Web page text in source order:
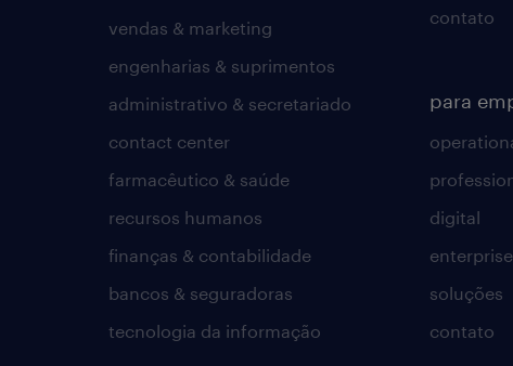
vendas & marketing
engenharias & suprimentos
administrativo & secretariado
contact center
farmacêutico & saúde
recursos humanos
finanças & contabilidade
bancos & seguradoras
tecnologia da informação
contato
para
digital
enterprise
soluções
contato